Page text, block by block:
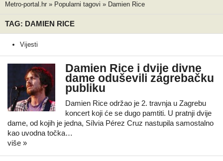
Metro-portal.hr » Popularni tagovi » Damien Rice
TAG: DAMIEN RICE
Vijesti
Damien Rice i dvije divne
dame oduševili zagrebačku
publiku
Damien Rice održao je 2. travnja u Zagrebu
koncert koji će se dugo pamtiti. U pratnji dvije
dame, od kojih je jedna, Sílvia Pérez Cruz nastupila samostalno
kao uvodna točka…
više »